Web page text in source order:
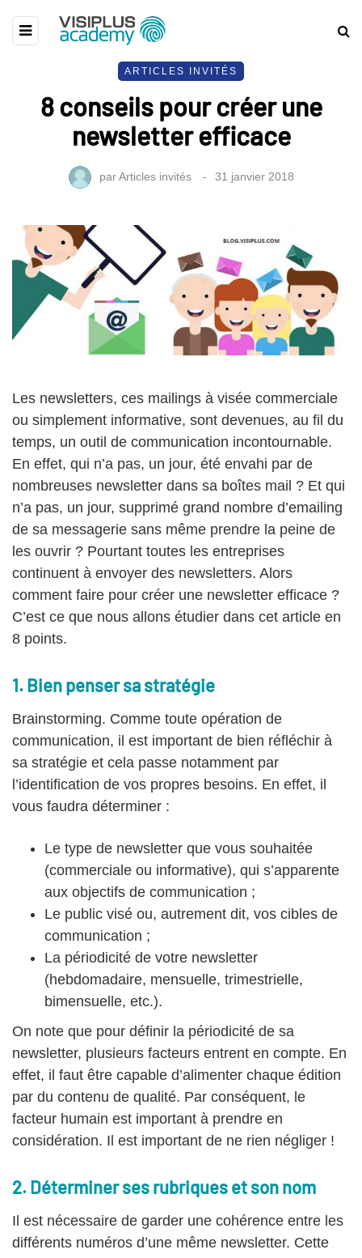
ARTICLES INVITÉS
8 conseils pour créer une
newsletter efficace
parArticles invités 31 janvier 2018
Les newsletters, ces mailings à visée commerciale
ou simplement informative, sont devenues, au fil du
temps, un outil de communication incontournable.
En effet, qui n’a pas, un jour, été envahi par de
nombreuses newsletter dans sa boîtes mail ? Et qui
n’a pas, un jour, supprimé grand nombre d’emailing
de sa messagerie sans même prendre la peine de
les ouvrir ? Pourtant toutes les entreprises
continuent à envoyer des newsletters. Alors
comment faire pour créer une newsletter efficace ?
C’est ce que nous allons étudier dans cet article en
8 points.
1. Bien penser sa stratégie
Brainstorming. Comme toute opération de
communication, il est important de bien réfléchir à
sa stratégie et cela passe notamment par
l’identification de vos propres besoins. En effet, il
vous faudra déterminer :
Le type de newsletter que vous souhaitée
(commerciale ou informative), qui s’apparente
aux objectifs de communication ;
Le public visé ou, autrement dit, vos cibles de
communication ;
La périodicité de votre newsletter
(hebdomadaire, mensuelle, trimestrielle,
bimensuelle, etc.).
On note que pour définir la périodicité de sa
newsletter, plusieurs facteurs entrent en compte. En
effet, il faut être capable d’alimenter chaque édition
par du contenu de qualité. Par conséquent, le
facteur humain est important à prendre en
considération. Il est important de ne rien négliger !
2. Déterminer ses rubriques et son nom
Il est nécessaire de garder une cohérence entre les
différents numéros d’une même newsletter. Cette